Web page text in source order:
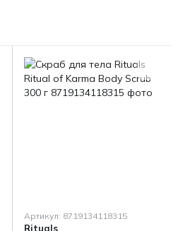
Артикул: 8719134118315
Rituals